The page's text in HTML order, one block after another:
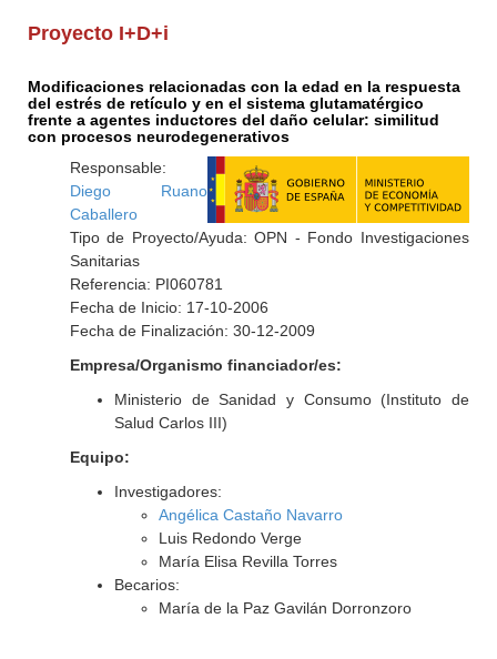
Proyecto I+D+i
Modificaciones relacionadas con la edad en la respuesta
del estrés de retículo y en el sistema glutamatérgico
frente a agentes inductores del daño celular: similitud
con procesos neurodegenerativos
Responsable:
Diego Ruano
Caballero
Tipo de Proyecto/Ayuda: OPN - Fondo Investigaciones
Sanitarias
Referencia: PI060781
Fecha de Inicio: 17-10-2006
Fecha de Finalización: 30-12-2009
Empresa/Organismo financiador/es:
Ministerio de Sanidad y Consumo (Instituto de
Salud Carlos III)
Equipo:
Investigadores:
Angélica Castaño Navarro
Luis Redondo Verge
María Elisa Revilla Torres
Becarios:
María de la Paz Gavilán Dorronzoro